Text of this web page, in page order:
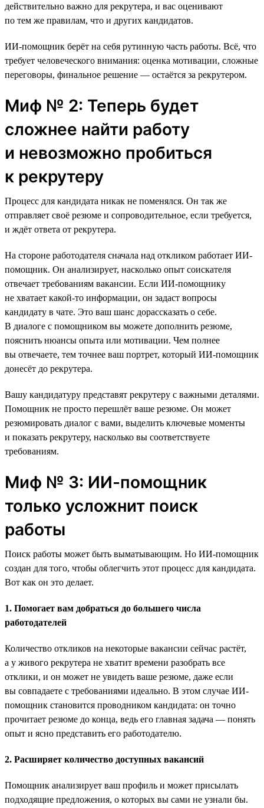
действительно важно для рекрутера, и вас оценивают
по тем же правилам, что и других кандидатов.
ИИ-помощник берёт на себя рутинную часть работы. Всё, что
требует человеческого внимания: оценка мотивации, сложные
переговоры, финальное решение — остаётся за рекрутером.
Миф № 2: Теперь будет
сложнее найти работу
и невозможно пробиться
к рекрутеру
Процесс для кандидата никак не поменялся. Он так же
отправляет своё резюме и сопроводительное, если требуется,
и ждёт ответа от рекрутера.
На стороне работодателя сначала над откликом работает ИИ-
помощник. Он анализирует, насколько опыт соискателя
отвечает требованиям вакансии. Если ИИ-помощнику
не хватает какой-то информации, он задаст вопросы
кандидату в чате. Это ваш шанс дорассказать о себе.
В диалоге с помощником вы можете дополнить резюме,
пояснить нюансы опыта или мотивации. Чем полнее
вы отвечаете, тем точнее ваш портрет, который ИИ-помощник
донесёт до рекрутера.
Вашу кандидатуру представят рекрутеру с важными деталями.
Помощник не просто перешлёт ваше резюме. Он может
резюмировать диалог с вами, выделить ключевые моменты
и показать рекрутеру, насколько вы соответствуете
требованиям.
Миф № 3: ИИ-помощник
только усложнит поиск
работы
Поиск работы может быть выматывающим. Но ИИ-помощник
создан для того, чтобы облегчить этот процесс для кандидата.
Вот как он это делает.
1. Помогает вам добраться до большего числа
работодателей
Количество откликов на некоторые вакансии сейчас растёт,
а у живого рекрутера не хватит времени разобрать все
отклики, и он может не увидеть ваше резюме, даже если
вы совпадаете с требованиями идеально. В этом случае ИИ-
помощник становится проводником кандидата: он точно
прочитает резюме до конца, ведь его главная задача — понять
опыт и ясно представить его работодателю.
2. Расширяет количество доступных вакансий
Помощник анализирует ваш профиль и может присылать
подходящие предложения, о которых вы сами не узнали бы.